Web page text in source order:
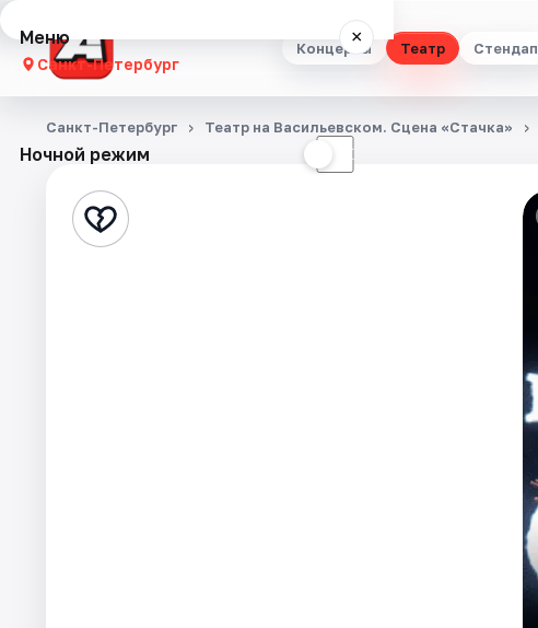
Концерты Театр Стендап
Меню ×
Санкт-Петербург
Концерты
Стендап
Ночной режим ☾
Санкт-Петербург Театр на Васильевском. Сцена «Стачка»